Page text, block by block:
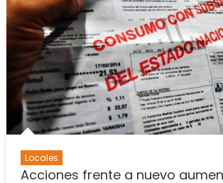
Locales
Acciones frente a nuevo